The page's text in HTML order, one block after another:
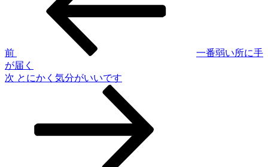
ゲ
ー
前
一番弱い所に手
が届く
次
次 とにかく気分がいいです